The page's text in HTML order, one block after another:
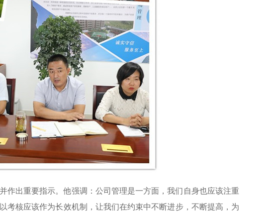
作出重要指示。他强调：公司管理是一方面，我们自身也应该注重
考核应该作为长效机制，让我们在约束中不断进步，不断提高，为